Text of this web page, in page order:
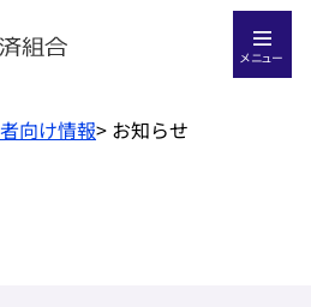
メニュー
向け情報> お知らせ